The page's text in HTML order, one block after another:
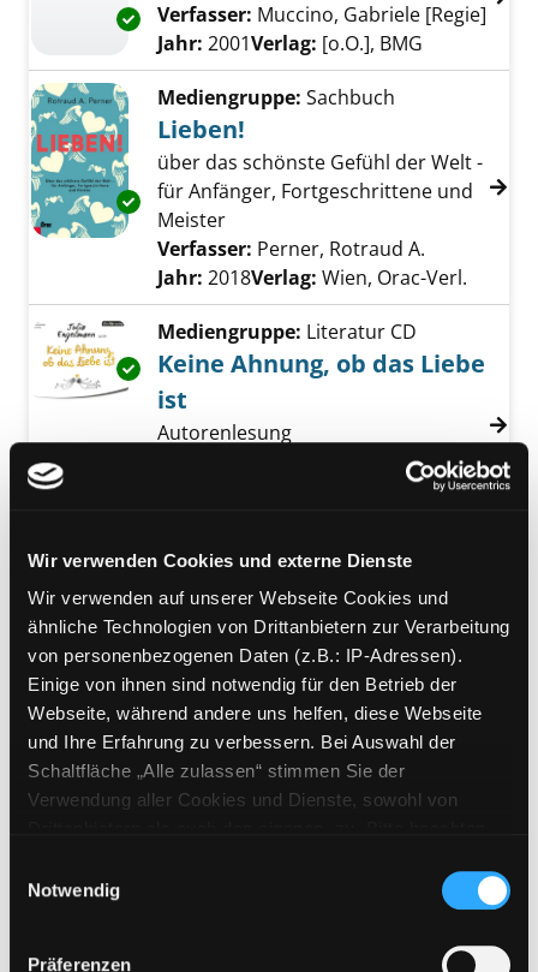
Wir verwenden Cookies und externe Dienste
Wir verwenden auf unserer Webseite Cookies und
ähnliche Technologien von Drittanbietern zur Verarbeitung
von personenbezogenen Daten (z.B.: IP-Adressen).
Einige von ihnen sind notwendig für den Betrieb der
Webseite, während andere uns helfen, diese Webseite
und Ihre Erfahrung zu verbessern. Bei Auswahl der
Schaltfläche „Alle zulassen“ stimmen Sie der
Verwendung aller Cookies und Dienste, sowohl von
Cookies von Drittanbietern, eine Verarbeitung in
unsicheren Drittländern (Länder außerhalb des EWR
ohne adäquates Datenschutzniveau) stattfinden kann. In
Notwendig
Präferenzen
Exemplar-Details von Ein letzter Kuss
Verfasser: Muccino, Gabriele [Regie]
Jahr: 2001Verlag: [o.O.], BMG
Exemplar-Details von Lieben! anzeigen
Mediengruppe: Sachbuch
Lieben!
über das schönste Gefühl der Welt -
für Anfänger, Fortgeschrittene und
Meister
Verfasser: Perner, Rotraud A.
Jahr: 2018Verlag: Wien, Orac-Verl.
Exemplar-Details von Keine Ahnung, ob das
Mediengruppe: Literatur CD
Keine Ahnung, ob das Liebe
ist
Autorenlesung
Suche nach
Exemplar-Details von Die Kunst des Liebens
Mediengruppe:Sachbuch
Die Kunst des Liebens
Verfasser:Fromm, ErichSuche nach
Jahr:2014
Verlag:München , Deutscher
Taschenbuch-Verl.
Reihe:Dtv; 36102, Großdruck
Exemplar-Details von Die Macht der Liebe
Mediengruppe:Sachbuch